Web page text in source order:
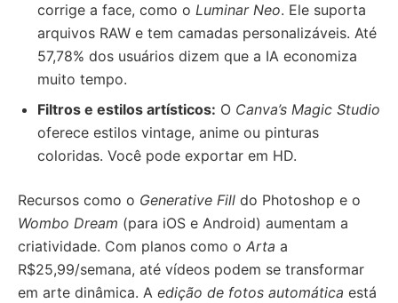
corrige a face, como o Luminar Neo. Ele suporta
arquivos RAW e tem camadas personalizáveis. Até
57,78% dos usuários dizem que a IA economiza
muito tempo.
Filtros e estilos artísticos: O Canva’s Magic Studio
oferece estilos vintage, anime ou pinturas
coloridas. Você pode exportar em HD.
Recursos como o Generative Fill do Photoshop e o
Wombo Dream (para iOS e Android) aumentam a
criatividade. Com planos como o Arta a
R$25,99/semana, até vídeos podem se transformar
em arte dinâmica. A edição de fotos automática está